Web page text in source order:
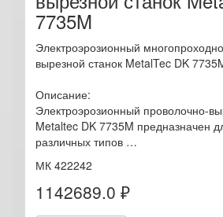
7735M
Электроэрозионный
вырезной станок MetalTec DK
Описание:
Электроэрозионный проволочно-
Metaltec DK 7735M предназначен
различных типов …
МК 422242
1142689.0 ₽